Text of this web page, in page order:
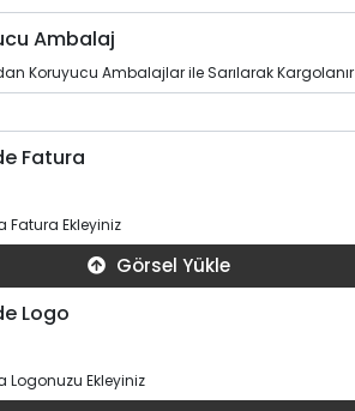
Ambalaj
Koruyucu Ambalajlar ile Sarılarak Kargolanır
Fatura
Fatura Ekleyiniz
Görsel Yükle
Logo
Logonuzu Ekleyiniz